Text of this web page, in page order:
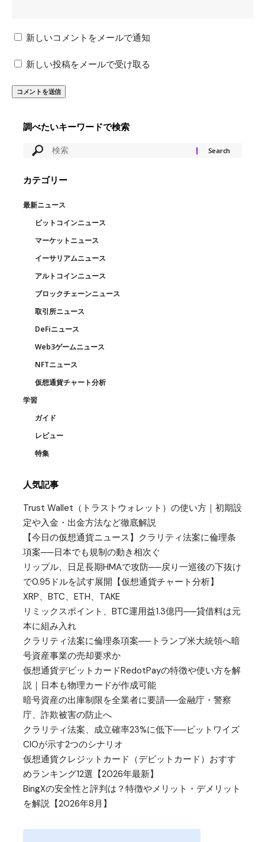
新しいコメントをメールで通知
新しい投稿をメールで受け取る
調べたいキーワードで検索
カテゴリー
最新ニュース
ビットコインニュース
マーケットニュース
イーサリアムニュース
アルトコインニュース
ブロックチェーンニュース
取引所ニュース
DeFiニュース
Web3ゲームニュース
NFTニュース
仮想通貨チャート分析
学習
ガイド
レビュー
特集
人気記事
Trust Wallet（トラストウォレット）の使い方｜初期設
定や入金・出金方法など徹底解説
【今日の仮想通貨ニュース】クラリティ法案に倫理条
項案──日本でも規制の動き相次ぐ
リップル、日足長期HMAで攻防──戻り一巡後の下抜け
で0.95ドルを試す展開【仮想通貨チャート分析】
XRP、BTC、ETH、TAKE
リミックスポイント、BTC運用益1.3億円──貸借料は元
本に組み入れ
クラリティ法案に倫理条項案──トランプ米大統領へ暗
号資産事業の売却要求か
仮想通貨デビットカードRedotPayの特徴や使い方を解
説｜日本も物理カードが作成可能
暗号資産の出庫制限を全業者に要請──金融庁・警察
庁、詐欺被害の防止へ
クラリティ法案、成立確率23%に低下──ビットワイズ
CIOが示す2つのシナリオ
仮想通貨クレジットカード（デビットカード）おすす
めランキング12選【2026年最新】
BingXの安全性と評判は？特徴やメリット・デメリット
を解説【2026年8月】